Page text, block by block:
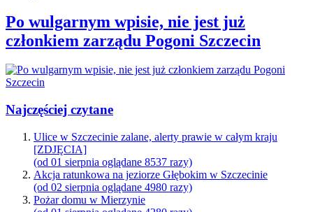
Po wulgarnym wpisie, nie jest już
członkiem zarządu Pogoni Szczecin
Najczęściej czytane
Ulice w Szczecinie zalane, alerty prawie w całym kraju
[ZDJĘCIA]
(od 01 sierpnia oglądane 8537 razy)
Akcja ratunkowa na jeziorze Głębokim w Szczecinie
(od 02 sierpnia oglądane 4980 razy)
Pożar domu w Mierzynie